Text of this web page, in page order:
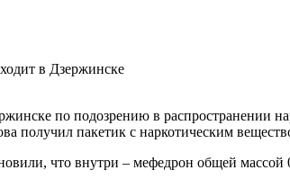
по подозрению в распространении
получил пакетик с наркотическим
что внутри – мефедрон общей